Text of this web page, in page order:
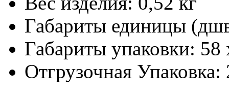
Габариты единицы
Габариты упаковки: 58
Отгрузочная Упаковка: